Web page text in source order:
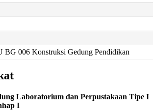
006 Konstruksi Gedung Pendidikan
Laboratorium dan Perpustakaan Tipe I
I